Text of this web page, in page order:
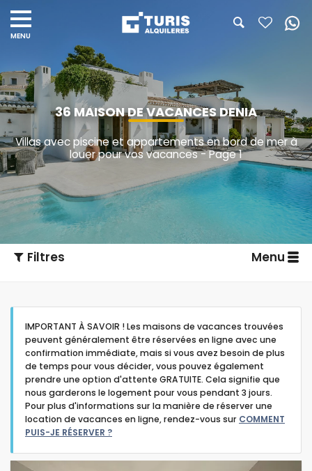
36 MAISON DE VACANCES DENIA
Villas avec piscine et appartements en bord de mer à
louer pour vos vacances - Page 1
Filtres Menu
Type d'hébergement
Personnes
IMPORTANT À SAVOIR ! Les maisons de vacances trouvées
peuvent généralement être réservées en ligne avec une
confirmation immédiate, mais si vous avez besoin de plus
de temps pour vous décider, vous pouvez également
prendre une option d'attente GRATUITE. Cela signifie que
nous garderons le logement pour vous pendant 3 jours.
Pour plus d'informations sur la manière de réserver une
location de vacances en ligne, rendez-vous sur COMMENT
PUIS-JE RÉSERVER ?